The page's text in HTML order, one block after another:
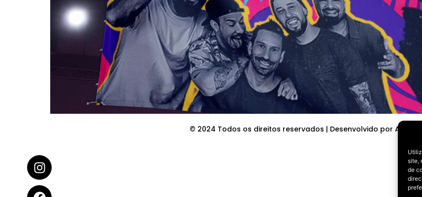
site,
de
© 2024 Todos os direitos reservados | Desenvolvido por